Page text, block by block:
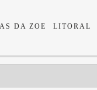
DA ZOE LITORAL